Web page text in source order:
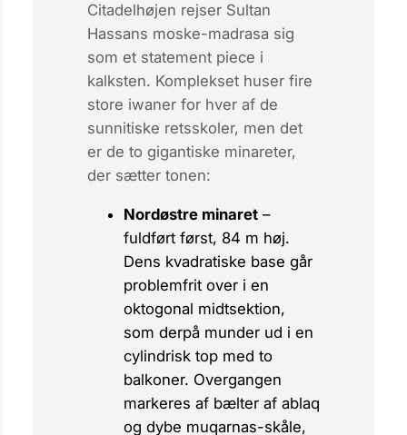
Citadelhøjen rejser Sultan
Hassans moske-madrasa sig
som et statement piece i
kalksten. Komplekset huser fire
store iwanerfor hver af de
sunnitiske retsskoler, men det
er de to gigantiske minareter,
der sætter tonen:
Nordøstre minaret–
fuldført først, 84 m høj.
Dens kvadratiske base går
problemfrit over i en
oktogonal midtsektion,
som derpå munder ud i en
cylindrisk top med to
balkoner. Overgangen
markeres af bælter af ablaq
og dybe muqarnas-skåle,